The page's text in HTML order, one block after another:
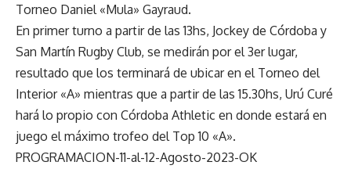
Torneo Daniel «Mula» Gayraud.
En primer turno a partir de las 13hs, Jockey de Córdoba y
San Martín Rugby Club, se medirán por el 3er lugar,
resultado que los terminará de ubicar en el Torneo del
Interior «A» mientras que a partir de las 15.30hs, Urú Curé
hará lo propio con Córdoba Athletic en donde estará en
juego el máximo trofeo del Top 10 «A».
PROGRAMACION-11-al-12-Agosto-2023-OK